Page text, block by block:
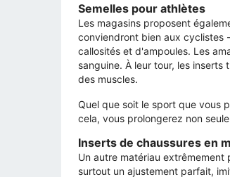
Semelles pour athlètes
Les magasins proposent
conviendront bien aux cyclistes
callosités et d'ampoules. Les
sanguine. À leur tour, les
des muscles.
Quel que soit le sport que vous
cela, vous prolongerez non
Inserts de chaussures en
Un autre matériau extrêmement
surtout un ajustement parfait,